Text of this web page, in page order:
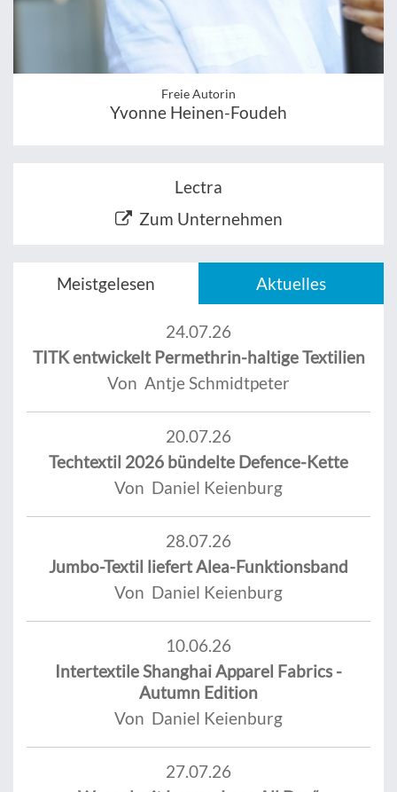
Freie Autorin
Yvonne Heinen-Foudeh
Lectra
Zum Unternehmen
Meistgelesen Aktuelles
24.07.26
TITK entwickelt Permethrin-haltige Textilien
Von Antje Schmidtpeter
20.07.26
Techtextil 2026 bündelte Defence-Kette
Von Daniel Keienburg
28.07.26
Jumbo-Textil liefert Alea-Funktionsband
Von Daniel Keienburg
10.06.26
Intertextile Shanghai Apparel Fabrics -
Autumn Edition
Von Daniel Keienburg
27.07.26